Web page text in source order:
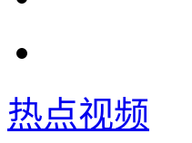
热点视频